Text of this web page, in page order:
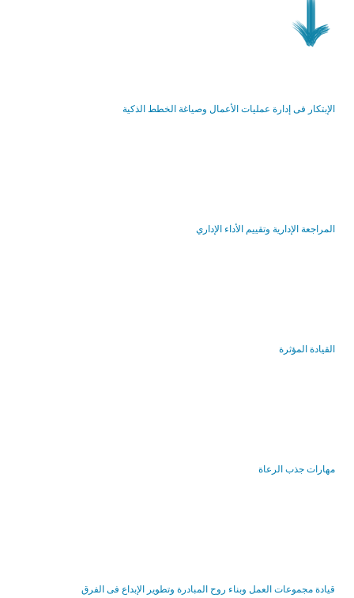
الإبتكار فى إدارة عمليات الأعمال وصياغة الخطط الذكية
المراجعة الإدارية وتقييم الأداء الإداري
القيادة المؤثرة
مهارات جذب الرعاة
قيادة مجموعات العمل وبناء روح المبادرة وتطوير الإبداع فى الفرق